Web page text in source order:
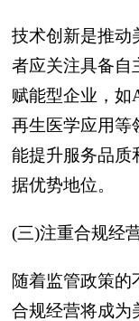
技术创新是推动
者应关注具备自
赋能型企业，如
再生医学应用等
能提升服务品质
据优势地位。
(三)注重合规经
随着监管政策的
合规经营将成为